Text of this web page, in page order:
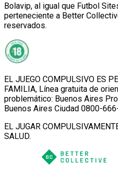
Bolavip, al igual que Futbol
perteneciente a Better
reservados.
EL JUEGO COMPULSIVO ES
FAMILIA, Línea gratuita de
problemático: Buenos Aires
Buenos Aires Ciudad 0800-
EL JUGAR
SALUD.